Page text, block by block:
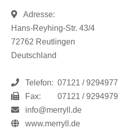
Adresse:
Hans-Reyhing-Str. 43/4
72762 Reutlingen
Deutschland
Telefon: 07121 / 9294977
Fax:
07121 / 9294979
info@merryll.de
www.merryll.de